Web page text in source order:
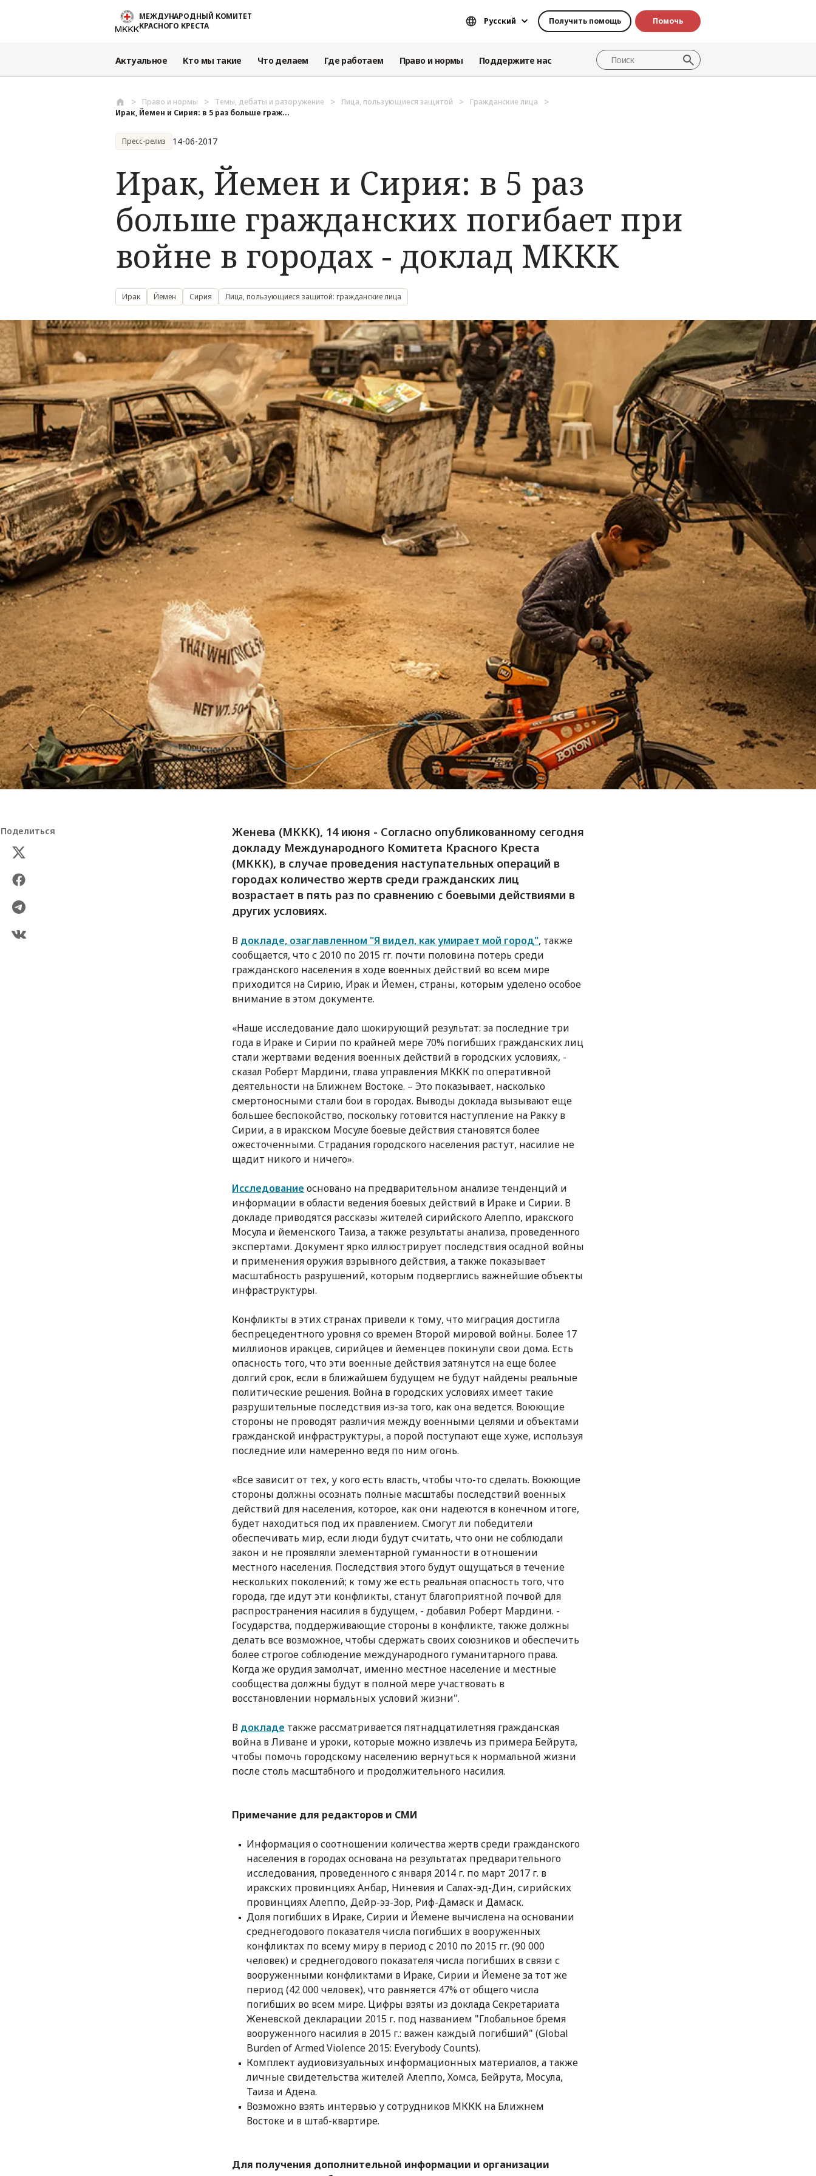
Перейти к основному содержаниюМЕЖДУНАРОДНЫЙ КОМИТЕТ
КРАСНОГО КРЕСТА
Русский Получить помощь Помочь
Актуальное Кто мы такие Что делаем Где работаем Право и нормы Поддержите нас
Право и нормы Темы, дебаты и разоружение Лица, пользующиеся защитой
Гражданские лица
Ирак, Йемен и Сирия: в 5 раз больше граж...
Пресс-релиз 14-06-2017
Ирак, Йемен и Сирия: в 5 раз
больше гражданских погибает при
войне в городах - доклад МККК
Ирак Йемен Сирия Лица, пользующиеся защитой: гражданские лица
Поделиться
Женева (МККК), 14 июня - Согласно опубликованному сегодня
докладу Международного Комитета Красного Креста
(МККК), в случае проведения наступательных операций в
городах количество жертв среди гражданских лиц
возрастает в пять раз по сравнению с боевыми действиями в
других условиях.
В докладе, озаглавленном "Я видел, как умирает мой город", также
сообщается, что с 2010 по 2015 гг. почти половина потерь среди
гражданского населения в ходе военных действий во всем мире
приходится на Сирию, Ирак и Йемен, страны, которым уделено особое
внимание в этом документе.
«Наше исследование дало шокирующий результат: за последние три
года в Ираке и Сирии по крайней мере 70% погибших гражданских лиц
стали жертвами ведения военных действий в городских условиях, -
сказал Роберт Мардини, глава управления МККК по оперативной
деятельности на Ближнем Востоке. – Это показывает, насколько
смертоносными стали бои в городах. Выводы доклада вызывают еще
большее беспокойство, поскольку готовится наступление на Ракку в
Сирии, а в иракском Мосуле боевые действия становятся более
ожесточенными. Страдания городского населения растут, насилие не
щадит никого и ничего».
Исследование основано на предварительном анализе тенденций и
информации в области ведения боевых действий в Ираке и Сирии. В
докладе приводятся рассказы жителей сирийского Алеппо, иракского
Мосула и йеменского Таиза, а также результаты анализа, проведенного
экспертами. Документ ярко иллюстрирует последствия осадной войны
и применения оружия взрывного действия, а также показывает
масштабность разрушений, которым подверглись важнейшие объекты
инфраструктуры.
Конфликты в этих странах привели к тому, что миграция достигла
беспрецедентного уровня со времен Второй мировой войны. Более 17
миллионов иракцев, сирийцев и йеменцев покинули свои дома. Есть
опасность того, что эти военные действия затянутся на еще более
долгий срок, если в ближайшем будущем не будут найдены реальные
политические решения. Война в городских условиях имеет такие
разрушительные последствия из-за того, как она ведется. Воюющие
стороны не проводят различия между военными целями и объектами
гражданской инфраструктуры, а порой поступают еще хуже, используя
последние или намеренно ведя по ним огонь.
«Все зависит от тех, у кого есть власть, чтобы что-то сделать. Воюющие
стороны должны осознать полные масштабы последствий военных
действий для населения, которое, как они надеются в конечном итоге,
будет находиться под их правлением. Смогут ли победители
обеспечивать мир, если люди будут считать, что они не соблюдали
закон и не проявляли элементарной гуманности в отношении
местного населения. Последствия этого будут ощущаться в течение
нескольких поколений; к тому же есть реальная опасность того, что
города, где идут эти конфликты, станут благоприятной почвой для
распространения насилия в будущем, - добавил Роберт Мардини. -
Государства, поддерживающие стороны в конфликте, также должны
делать все возможное, чтобы сдержать своих союзников и обеспечить
более строгое соблюдение международного гуманитарного права.
Когда же орудия замолчат, именно местное население и местные
сообщества должны будут в полной мере участвовать в
восстановлении нормальных условий жизни".
В докладе также рассматривается пятнадцатилетняя гражданская
война в Ливане и уроки, которые можно извлечь из примера Бейрута,
чтобы помочь городскому населению вернуться к нормальной жизни
после столь масштабного и продолжительного насилия.
Примечание для редакторов и СМИ
Информация о соотношении количества жертв среди гражданского
населения в городах основана на результатах предварительного
исследования, проведенного с января 2014 г. по март 2017 г. в
иракских провинциях Анбар, Ниневия и Салах-эд-Дин, сирийских
провинциях Алеппо, Дейр-эз-Зор, Риф-Дамаск и Дамаск.
Доля погибших в Ираке, Сирии и Йемене вычислена на основании
среднегодового показателя числа погибших в вооруженных
конфликтах по всему миру в период с 2010 по 2015 гг. (90 000
человек) и среднегодового показателя числа погибших в связи с
вооруженными конфликтами в Ираке, Сирии и Йемене за тот же
период (42 000 человек), что равняется 47% от общего числа
погибших во всем мире. Цифры взяты из доклада Секретариата
Женевской декларации 2015 г. под названием "Глобальное бремя
вооруженного насилия в 2015 г.: важен каждый погибший" (Global
Burden of Armed Violence 2015: Everybody Counts).
Комплект аудиовизуальных информационных материалов, а также
личные свидетельства жителей Алеппо, Хомса, Бейрута, Мосула,
Таиза и Адена.
Возможно взять интервью у сотрудников МККК на Ближнем
Востоке и в штаб-квартире.
Для получения дополнительной информации и организации